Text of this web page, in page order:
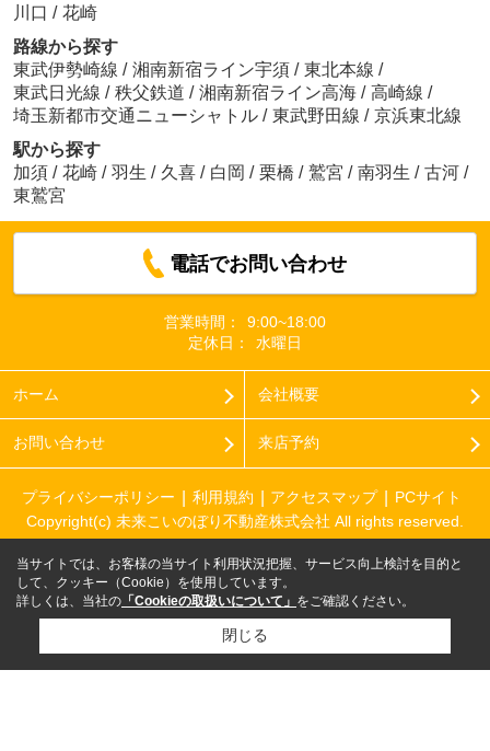
川口 / 花崎
路線から探す
東武伊勢崎線 / 湘南新宿ライン宇須 / 東北本線 /
東武日光線 / 秩父鉄道 / 湘南新宿ライン高海 / 高崎線 /
埼玉新都市交通ニューシャトル / 東武野田線 / 京浜東北線
駅から探す
加須 / 花崎 / 羽生 / 久喜 / 白岡 / 栗橋 / 鷲宮 / 南羽生 / 古河 /
東鷲宮
電話でお問い合わせ
営業時間：
9:00~18:00
定休日：
水曜日
ホーム 会社概要
お問い合わせ 来店予約
プライバシーポリシー 利用規約 アクセスマップ
PCサイト
Copyright(c) 未来こいのぼり不動産株式会社 All rights reserved.
当サイトでは、お客様の当サイト利用状況把握、サービス向上検討を目的と
して、クッキー（Cookie）を使用しています。
詳しくは、当社の 「Cookieの取扱いについて」 をご確認ください。
閉じる